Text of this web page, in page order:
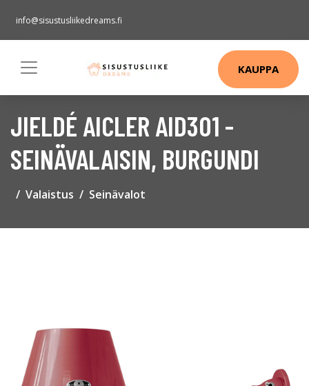
info@sisustusliikedreams.fi
KAUPPA
JIELDÉ AICLER AID301 -
SEINÄVALAISIN, BURGUNDI
Valaistus Seinävalot